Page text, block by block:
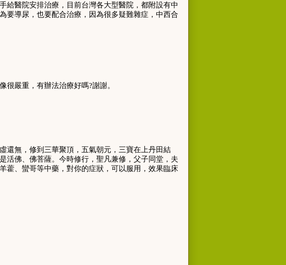
給醫院安排治療，目前台灣各大型醫院，都附設有中
要導尿，也要配合治療，因為很多疑難雜症，中西合
很嚴重，有辦法治療好嗎?謝謝。
還無，修到三華聚頂，五氣朝元，三寶在上丹田結
活佛、佛菩薩。今時修行，聖凡兼修，父子同堂，夫
藿、蠻哥等中藥，對你的症狀，可以服用，效果臨床